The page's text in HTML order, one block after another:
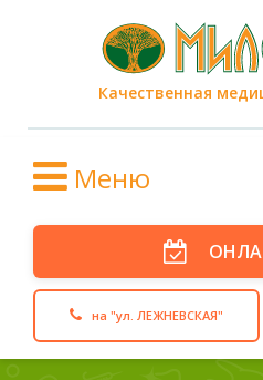
Качественная
Меню
на "ул. ЛЕЖНЕВСКАЯ"